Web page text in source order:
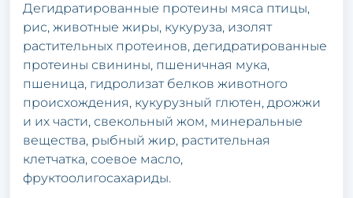
Дегидратированные протеины мяса птицы,
рис, животные жиры, кукуруза, изолят
растительных протеинов, дегидратированные
протеины свинины, пшеничная мука,
пшеница, гидролизат белков животного
происхождения, кукурузный глютен, дрожжи
и их части, свекольный жом, минеральные
вещества, рыбный жир, растительная
клетчатка, соевое масло,
фруктоолигосахариды.